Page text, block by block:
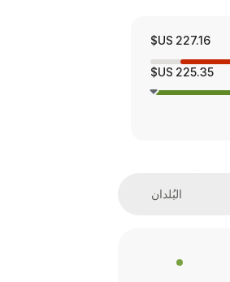
227.16 US$
225.35 US$
البُلدان